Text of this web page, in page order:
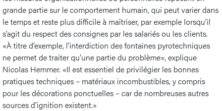
grande partie sur le comportement humain, qui peut varier dans
le temps et reste plus difficile à maîtriser, par exemple lorsqu’il
s’agit du respect des consignes par les salariés ou les clients.
«À titre d’exemple, l’interdiction des fontaines pyrotechniques
ne permet de traiter qu’une partie du problème», explique
Nicolas Hemmer. «Il est essentiel de privilégier les bonnes
pratiques techniques – matériaux incombustibles, y compris
pour les décorations ponctuelles – car de nombreuses autres
sources d’ignition existent.»